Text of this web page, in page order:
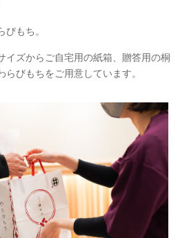
もち。
イズからご自宅用の紙箱、贈答用の桐
びもちをご用意しています。